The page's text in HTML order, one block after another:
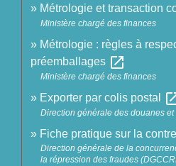
Métrologie et transaction
Ministère chargé des finances
Métrologie : règles à
préemballages open_in_new
Ministère chargé des finances
Exporter par colis postal
Direction générale des douanes
Fiche pratique sur la
Direction générale de la
la répression des fraudes